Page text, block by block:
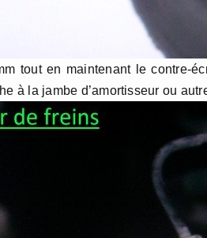
tout en maintenant le contre-
à la jambe d’amortisseur ou